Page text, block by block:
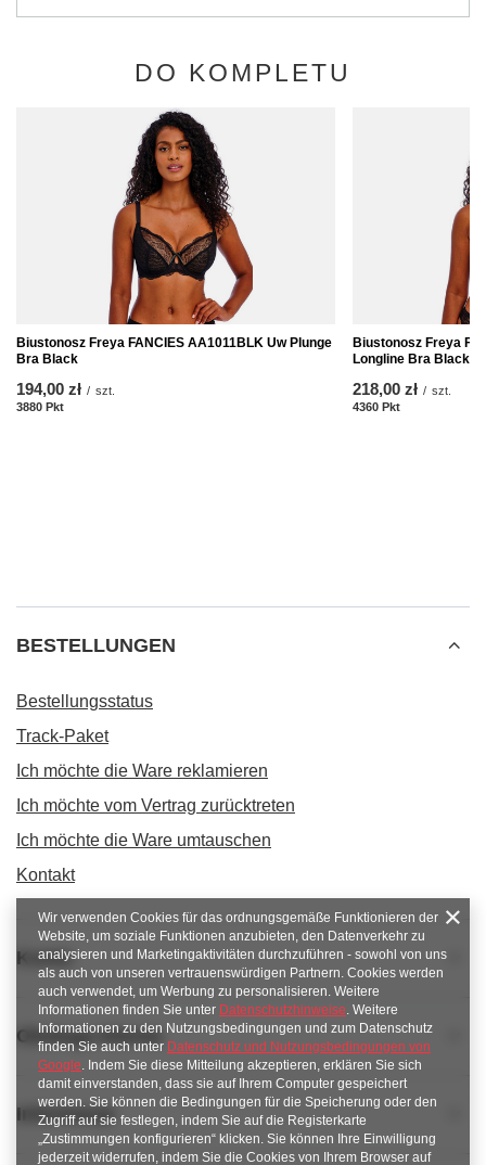
DO KOMPLETU
Biustonosz Freya FANCIES AA1011BLK Uw Plunge
Bra Black
194,00 zł / szt.
3880 Pkt
Biustonosz Freya
Longline Bra Black
218,00 zł / szt.
4360 Pkt
BESTELLUNGEN
Bestellungsstatus
Track-Paket
Ich möchte die Ware reklamieren
Ich möchte vom Vertrag zurücktreten
Ich möchte die Ware umtauschen
Kontakt
Konto
Obsługa klienta
Informacje
Wir verwenden Cookies für das ordnungsgemäße Funktionieren der
Website, um soziale Funktionen anzubieten, den Datenverkehr zu
analysieren und Marketingaktivitäten durchzuführen - sowohl von uns
als auch von unseren vertrauenswürdigen Partnern. Cookies werden
auch verwendet, um Werbung zu personalisieren. Weitere
Informationen finden Sie unter Datenschutzhinweise. Weitere
Informationen zu den Nutzungsbedingungen und zum Datenschutz
finden Sie auch unter Datenschutz und Nutzungsbedingungen von
Google. Indem Sie diese Mitteilung akzeptieren, erklären Sie sich
damit einverstanden, dass sie auf Ihrem Computer gespeichert
werden. Sie können die Bedingungen für die Speicherung oder den
Zugriff auf sie festlegen, indem Sie auf die Registerkarte
„Zustimmungen konfigurieren“ klicken. Sie können Ihre Einwilligung
jederzeit widerrufen, indem Sie die Cookies von Ihrem Browser auf